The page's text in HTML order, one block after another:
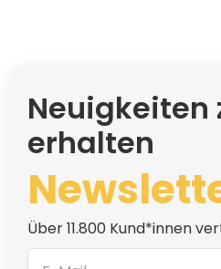
Neuigkeiten
erhalten
Über 11.800 Kund*innen